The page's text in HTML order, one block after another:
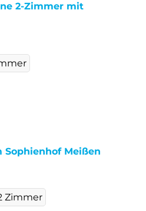
2-Zimmer mit
Meißen
Zimmer